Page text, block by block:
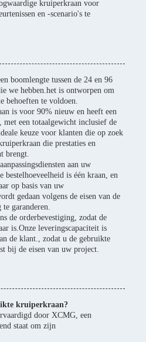
kruiperkraan voor
en -scenario's te
boomlengte tussen de 24 en 96
we hebben.het is ontworpen om
behoeften te voldoen.
is voor 90% nieuw en heeft een
een totaalgewicht inclusief de
keuze voor klanten die op zoek
die prestaties en
brengt.
aan uw
bestelhoeveelheid is één kraan, en
op basis van uw
gedaan volgens de eisen van de
garanderen.
de orderbevestiging, zodat de
is.Onze leveringscapaciteit is
de klant., zodat u de gebruikte
bij de eisen van uw project.
kruiperkraan?
door XCMG, een
staat om zijn